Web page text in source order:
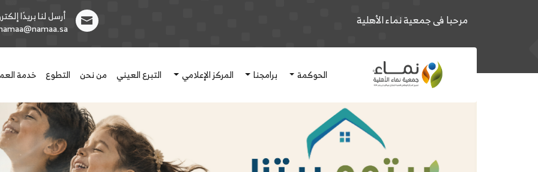
مرحبا فى جمعية نماء الأهلية
أرسل لنا بريدًا
الحوكمة برامجنا المركز الإعلامي التبرع العيني من نحن التطوع خدمة